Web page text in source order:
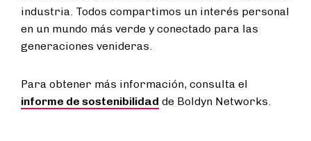
industria. Todos compartimos un interés personal
en un mundo más verde y conectado para las
generaciones venideras.
Para obtener más información, consulta el
informe de sostenibilidad de Boldyn Networks.